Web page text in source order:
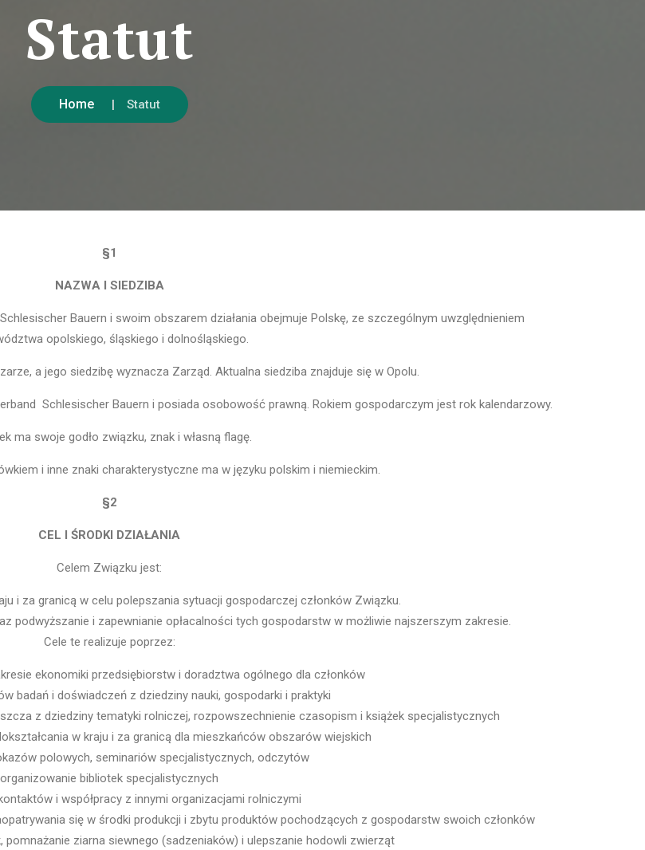
Statut
Home Statut
§1
NAZWA I SIEDZIBA
Bauern i swoim obszarem działania obejmuje Polskę, ze szczególnym uwzględnieniem
opolskiego, śląskiego i dolnośląskiego.
a jego siedzibę wyznacza Zarząd. Aktualna siedziba znajduje się w Opolu.
Schlesischer Bauern i posiada osobowość prawną. Rokiem gospodarczym jest rok kalendarzowy.
ma swoje godło związku, znak i własną flagę.
i inne znaki charakterystyczne ma w języku polskim i niemieckim.
§2
CEL I ŚRODKI DZIAŁANIA
Celem Związku jest:
i za granicą w celu polepszania sytuacji gospodarczej członków Związku.
podwyższanie i zapewnianie opłacalności tych gospodarstw w możliwie najszerszym zakresie.
Cele te realizuje poprzez:
ekonomiki przedsiębiorstw i doradztwa ogólnego dla członków
badań i doświadczeń z dziedziny nauki, gospodarki i praktyki
z dziedziny tematyki rolniczej, rozpowszechnienie czasopism i książek specjalistycznych
w kraju i za granicą dla mieszkańców obszarów wiejskich
polowych, seminariów specjalistycznych, odczytów
organizowanie bibliotek specjalistycznych
i współpracy z innymi organizacjami rolniczymi
się w środki produkcji i zbytu produktów pochodzących z gospodarstw swoich członków
ziarna siewnego (sadzeniaków) i ulepszanie hodowli zwierząt